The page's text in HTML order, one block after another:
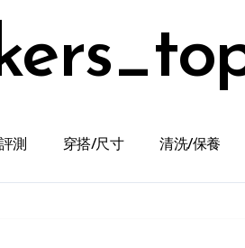
測 穿搭/尺寸 清洗/保養